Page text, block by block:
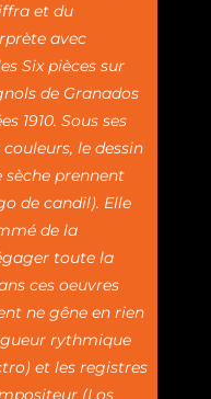
et du
avec
Six pièces sur
de Granados
1910. Sous ses
le dessin
prennent
de candil). Elle
de la
toute la
ces oeuvres
ne gêne en rien
rythmique
et les registres
(Los